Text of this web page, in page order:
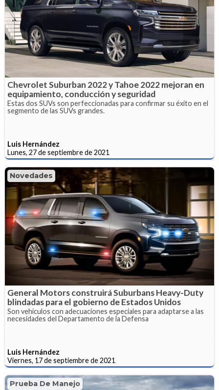
Chevrolet Suburban 2022 y Tahoe 2022 mejoran en
equipamiento, conducción y seguridad
Estas dos SUVs son perfeccionadas para confirmar su éxito en el
segmento de las SUVs grandes.
Luis Hernández
Lunes, 27 de septiembre de 2021
Novedades
General Motors construirá Suburbans Heavy-Duty
blindadas para el gobierno de Estados Unidos
Son vehículos con adecuaciones especiales para adaptarse a las
necesidades del Departamento de la Defensa
Luis Hernández
Viernes, 17 de septiembre de 2021
Prueba De Manejo